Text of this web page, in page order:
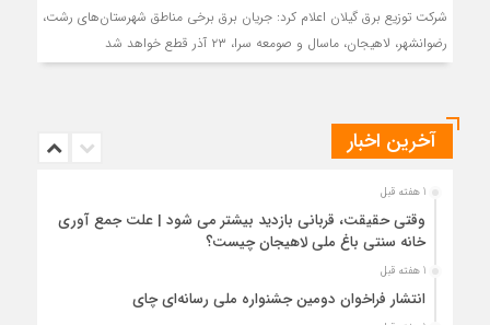
شرکت توزیع برق گیلان اعلام کرد: جریان برق برخی مناطق شهرستان‌های رشت،
رضوانشهر، لاهیجان، ماسال و صومعه سرا، ۲۳ آذر قطع خواهد شد
آخرین اخبار
1 هفته قبل
وقتی حقیقت، قربانی بازدید بیشتر می شود | علت جمع آوری
خانه سنتی باغ ملی لاهیجان چیست؟
1 هفته قبل
انتشار فراخوان دومین جشنواره ملی رسانه‌ای چای